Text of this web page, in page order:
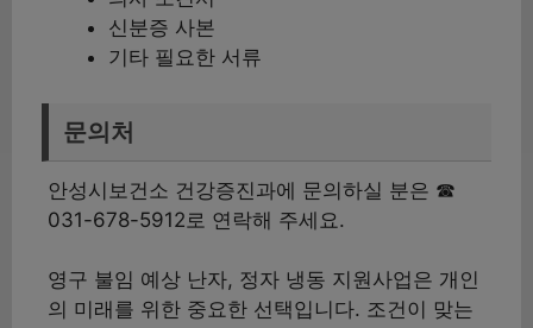
신분증 사본
기타 필요한 서류
문의처
안성시보건소 건강증진과에 문의하실 분은 ☎
031-678-5912로 연락해 주세요.
영구 불임 예상 난자, 정자 냉동 지원사업은 개인
의 미래를 위한 중요한 선택입니다. 조건이 맞는